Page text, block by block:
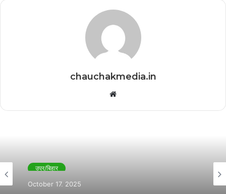
chauchakmedia.in
Website
उप्र/बिहार
October 17, 2025